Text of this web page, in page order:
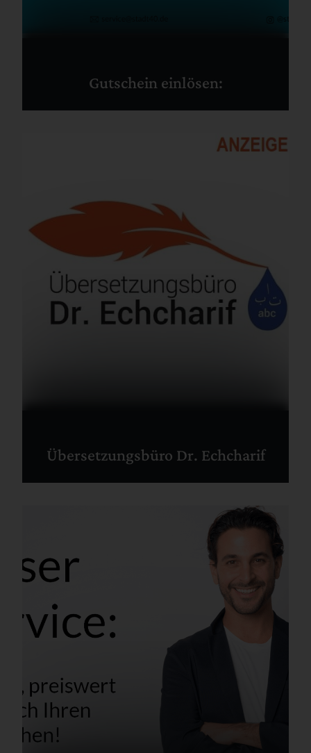
Gutschein einlösen:
Übersetzungsbüro Dr. Echcharif